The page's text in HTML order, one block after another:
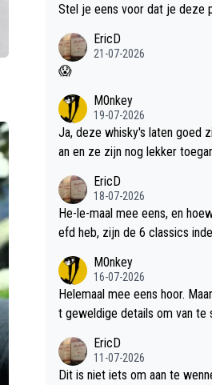
Stel je eens voor dat je deze
EricD
21-07-2026
😱
M0nkey
19-07-2026
Ja, deze whisky's laten goed
an en ze zijn nog lekker
EricD
18-07-2026
He-le-maal mee eens, en
efd heb, zijn de 6
M0nkey
16-07-2026
Helemaal mee eens hoor.
t geweldige details om van te
EricD
11-07-2026
Dit is niet iets om aan te